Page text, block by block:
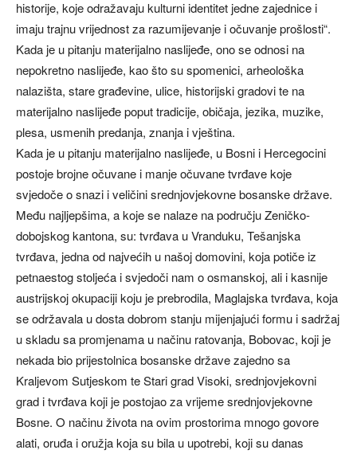
historije, koje odražavaju kulturni identitet jedne zajednice i
imaju trajnu vrijednost za razumijevanje i očuvanje prošlosti“.
Kada je u pitanju materijalno naslijeđe, ono se odnosi na
nepokretno naslijeđe, kao što su spomenici, arheološka
nalazišta, stare građevine, ulice, historijski gradovi te na
materijalno naslijeđe poput tradicije, običaja, jezika, muzike,
plesa, usmenih predanja, znanja i vještina.
Kada je u pitanju materijalno naslijeđe, u Bosni i Hercegocini
postoje brojne očuvane i manje očuvane tvrđave koje
svjedoče o snazi i veličini srednjovjekovne bosanske države.
Među najljepšima, a koje se nalaze na području Zeničko-
dobojskog kantona, su: tvrđava u Vranduku, Tešanjska
tvrđava, jedna od najvećih u našoj domovini, koja potiče iz
petnaestog stoljeća i svjedoči nam o osmanskoj, ali i kasnije
austrijskoj okupaciji koju je prebrodila, Maglajska tvrđava, koja
se održavala u dosta dobrom stanju mijenjajući formu i sadržaj
u skladu sa promjenama u načinu ratovanja, Bobovac, koji je
nekada bio prijestolnica bosanske države zajedno sa
Kraljevom Sutjeskom te Stari grad Visoki, srednjovjekovni
grad i tvrđava koji je postojao za vrijeme srednjovjekovne
Bosne. O načinu života na ovim prostorima mnogo govore
alati, oruđa i oružja koja su bila u upotrebi, koji su danas